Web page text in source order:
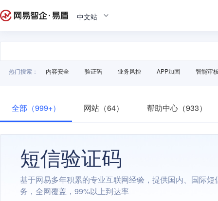
中文站
热门搜索： 内容安全 验证码 业务风控 APP加固 智能审
全部（999+） 网站（64） 帮助中心（933）
短信验证码
基于网易多年积累的专业互联网经验，提供国内、国际短
务，全网覆盖，99%以上到达率